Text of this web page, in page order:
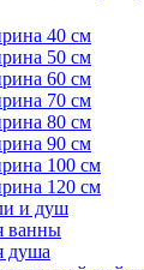
40 см
50 см
60 см
70 см
80 см
90 см
100 см
120 см
и душ
ванны
душа